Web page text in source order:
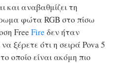
και αναβαθμίζει τη
φώτα RGB στο πίσω
Free Fire δεν ήταν
ξέρετε ότι η σειρά Pova 5
οποίο είναι ακόμη πιο